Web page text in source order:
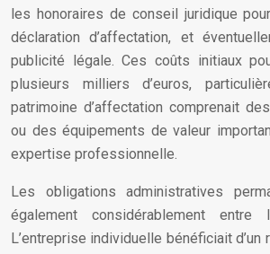
les honoraires de conseil juridique
déclaration d’affectation, et
publicité légale. Ces coûts initiaux
plusieurs milliers d’euros,
patrimoine d’affectation comprenait
ou des équipements de valeur
expertise professionnelle.
Les obligations administratives
également considérablement
L’entreprise individuelle bénéficiait